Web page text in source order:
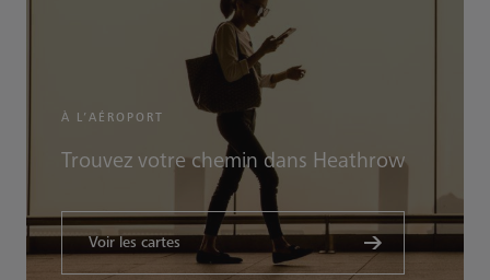
À L’AÉROPORT
Trouvez votre chemin dans Heathrow
Voir les cartes